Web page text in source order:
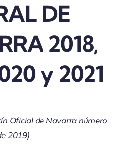
DE
2018,
y 2021
Oficial de Navarra número
2019)